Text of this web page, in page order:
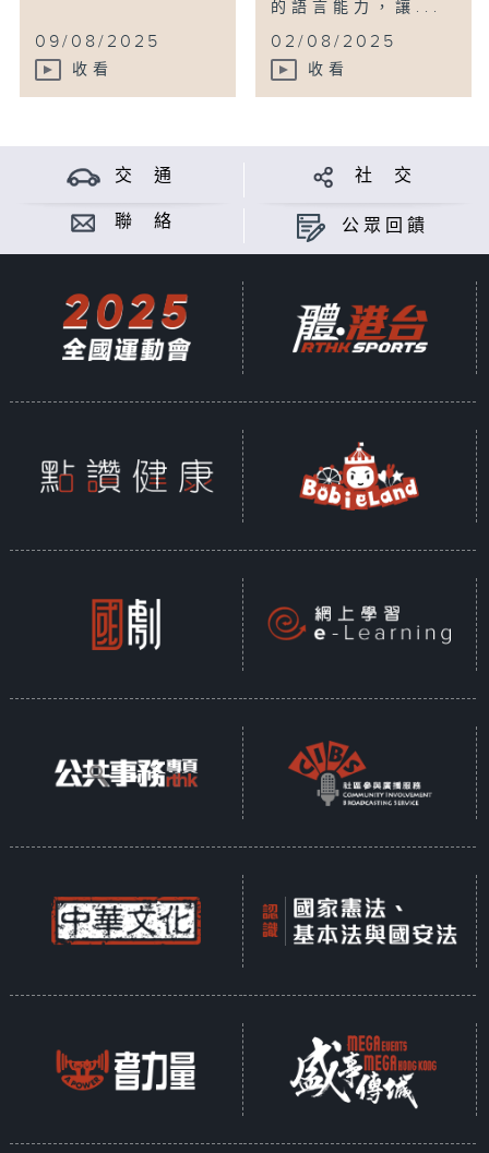
09/08/2025
收看
的語言能力，讓...
02/08/2025
收看
交 通 社 交
聯 絡 公眾回饋